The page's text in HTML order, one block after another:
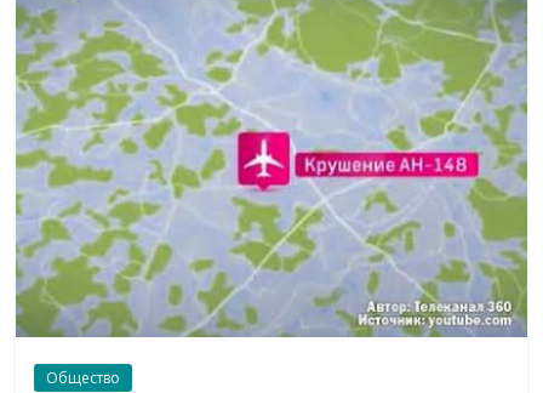
Общество